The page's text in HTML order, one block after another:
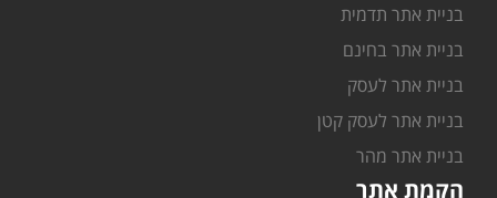
בניית אתר תדמית
בניית אתר בחינם
בניית אתר לעסק
בניית אתר לעסק קטן
בניית אתר מהר
הקמת אתר